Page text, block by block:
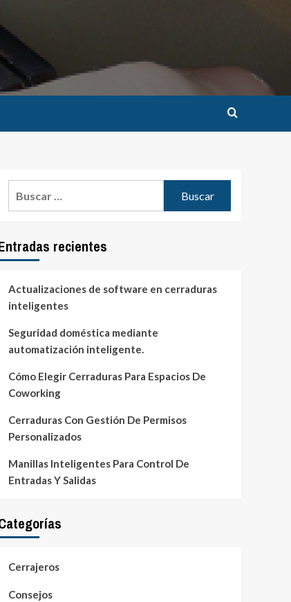
recientes
Actualizaciones de software en cerraduras
inteligentes
Seguridad doméstica mediante
automatización inteligente.
Cómo Elegir Cerraduras Para Espacios De
Coworking
Cerraduras Con Gestión De Permisos
Personalizados
Manillas Inteligentes Para Control De
Entradas Y Salidas
Cerrajeros
Consejos